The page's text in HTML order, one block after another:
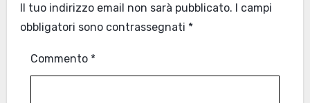
Il tuo indirizzo email non sarà pubblicato. I campi
obbligatori sono contrassegnati *
Commento *